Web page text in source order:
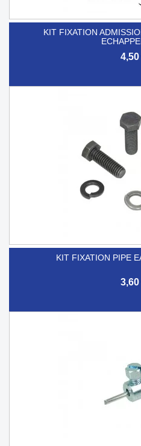
KIT FIXATION
4,50
KIT FIXATION PIPE
3,60